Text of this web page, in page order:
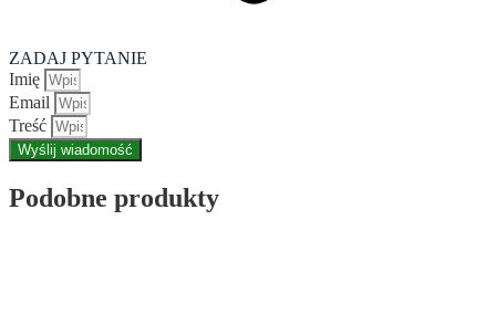
ZADAJ PYTANIE
Imię
Email
Treść
Wyślij wiadomość
Podobne produkty